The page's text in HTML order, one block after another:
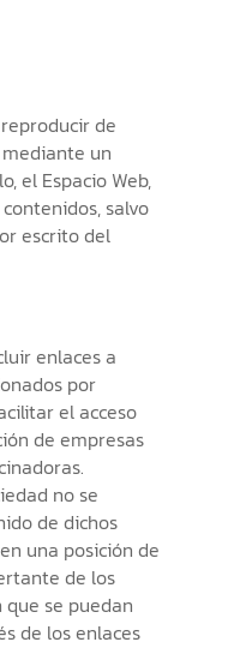
de
un
el Espacio Web,
salvo
escrito del
enlaces a
por
el acceso
de empresas
no se
de dichos
una posición de
de los
se puedan
de los enlaces